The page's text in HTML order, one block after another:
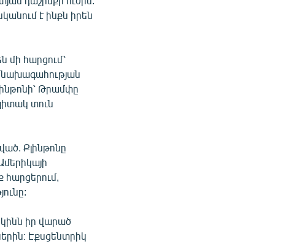
է ինքն իրեն
հարցում՝
նախագահության
Թրամփը
տուն
Քլինթոնը
հարցերում,
իր վարած
Էքսցենտրիկ